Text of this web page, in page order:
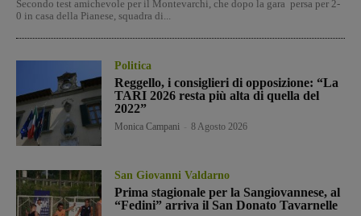
Secondo test amichevole per il Montevarchi, che dopo la gara persa per 2-
0 in casa della Pianese, squadra di...
Politica
Reggello, i consiglieri di opposizione: “La
TARI 2026 resta più alta di quella del
2022”
Monica Campani 8 Agosto 2026
San Giovanni Valdarno
Prima stagionale per la Sangiovannese, al
“Fedini” arriva il San Donato Tavarnelle